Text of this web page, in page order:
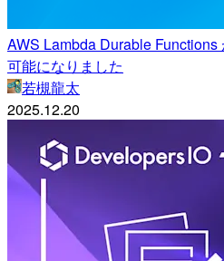
AWS Lambda Durable
可能になりました
若槻龍太
2025.12.20